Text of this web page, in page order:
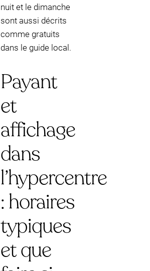
nuit et le dimanche
sont aussi décrits
comme gratuits
dans le guide local.
Payant
et
affichage
dans
l’hypercentre
: horaires
typiques
et que